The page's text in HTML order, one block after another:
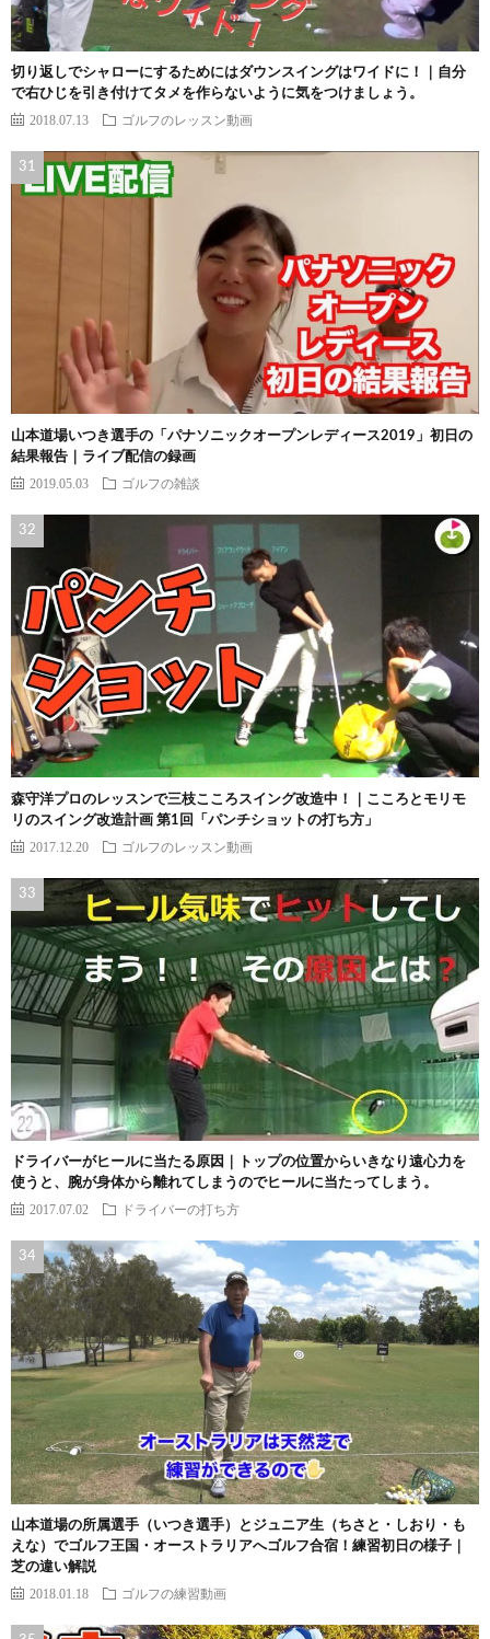
切り返しでシャローにするためにはダウンスイングはワイドに！｜自分
で右ひじを引き付けてタメを作らないように気をつけましょう。
2018.07.13 ゴルフのレッスン動画
山本道場いつき選手の「パナソニックオープンレディース2019」初日の
結果報告｜ライブ配信の録画
2019.05.03 ゴルフの雑談
森守洋プロのレッスンで三枝こころスイング改造中！｜こころとモリモ
リのスイング改造計画 第1回「パンチショットの打ち方」
2017.12.20 ゴルフのレッスン動画
ドライバーがヒールに当たる原因｜トップの位置からいきなり遠心力を
使うと、腕が身体から離れてしまうのでヒールに当たってしまう。
2017.07.02 ドライバーの打ち方
山本道場の所属選手（いつき選手）とジュニア生（ちさと・しおり・も
えな）でゴルフ王国・オーストラリアへゴルフ合宿！練習初日の様子｜
芝の違い解説
2018.01.18 ゴルフの練習動画